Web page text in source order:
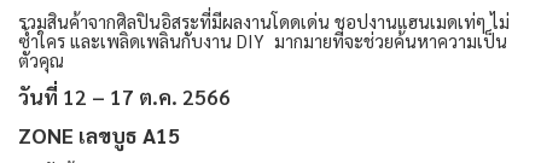
รวมสินค้าจากศิลปินอิสระที่มีผลงานโดดเด่น ชอปงานแฮนเมดเท่ๆ ไม่
ซ้ำใคร และเพลิดเพลินกับงาน DIY มากมายที่จะช่วยค้นหาความเป็น
ตัวคุณ
วันที่ 12 – 17 ต.ค. 2566
ZONE เลขบูธ A15